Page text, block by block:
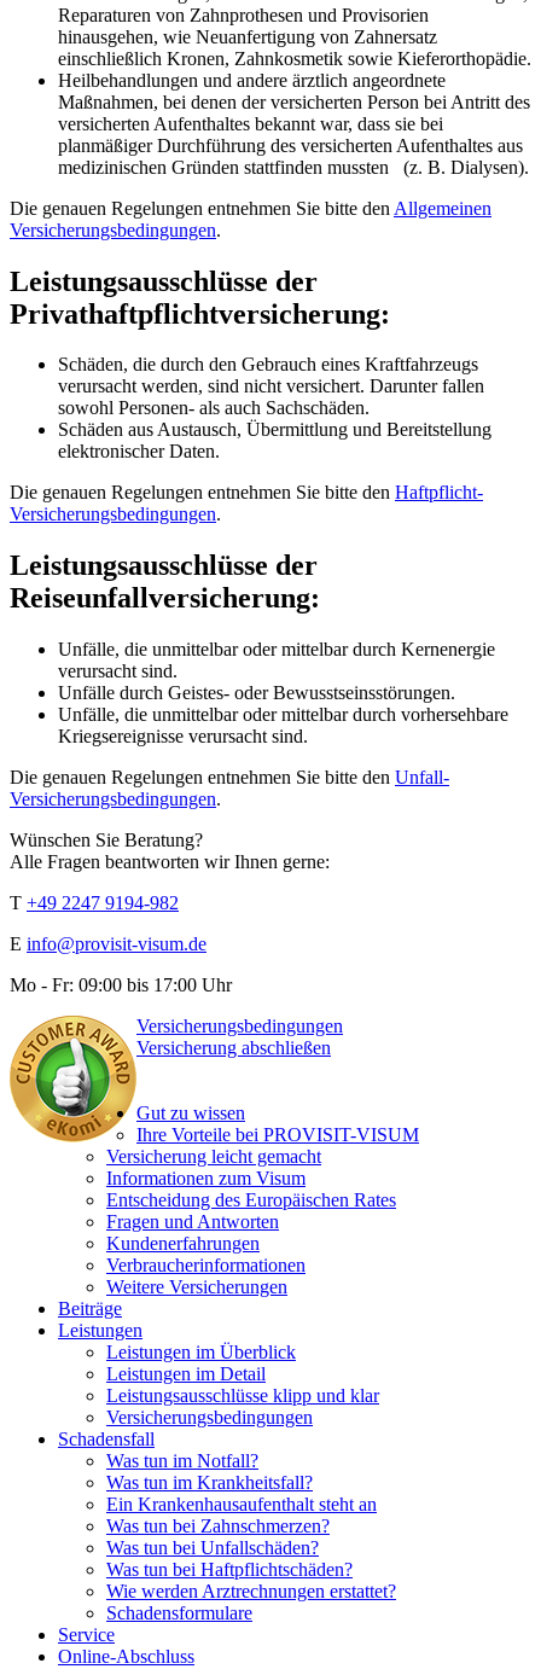
Reparaturen von Zahnprothesen und Provisorien
hinausgehen, wie Neuanfertigung von Zahnersatz
einschließlich Kronen, Zahnkosmetik sowie Kieferorthopädie.
Heilbehandlungen und andere ärztlich angeordnete
Maßnahmen, bei denen der versicherten Person bei Antritt des
versicherten Aufenthaltes bekannt war, dass sie bei
planmäßiger Durchführung des versicherten Aufenthaltes aus
medizinischen Gründen stattfinden mussten (z. B. Dialysen).
Die genauen Regelungen entnehmen Sie bitte den Allgemeinen
Versicherungsbedingungen.
Leistungsausschlüsse der
Privathaftpflichtversicherung:
Schäden, die durch den Gebrauch eines Kraftfahrzeugs
verursacht werden, sind nicht versichert. Darunter fallen
sowohl Personen- als auch Sachschäden.
Schäden aus Austausch, Übermittlung und Bereitstellung
elektronischer Daten.
Die genauen Regelungen entnehmen Sie bitte den Haftpflicht-
Versicherungsbedingungen.
Leistungsausschlüsse der
Reiseunfallversicherung:
Unfälle, die unmittelbar oder mittelbar durch Kernenergie
verursacht sind.
Unfälle durch Geistes- oder Bewusstseinsstörungen.
Unfälle, die unmittelbar oder mittelbar durch vorhersehbare
Kriegsereignisse verursacht sind.
Die genauen Regelungen entnehmen Sie bitte den Unfall-
Versicherungsbedingungen.
Wünschen Sie Beratung?
Alle Fragen beantworten wir Ihnen gerne:
T +49 2247 9194-982
E info@provisit-visum.de
Mo - Fr: 09:00 bis 17:00 Uhr
Versicherungsbedingungen
Versicherung abschließen
Gut zu wissen
Ihre Vorteile bei PROVISIT-VISUM
Versicherung leicht gemacht
Informationen zum Visum
Entscheidung des Europäischen Rates
Fragen und Antworten
Kundenerfahrungen
Verbraucherinformationen
Weitere Versicherungen
Beiträge
Leistungen
Leistungen im Überblick
Leistungen im Detail
Leistungsausschlüsse klipp und klar
Versicherungs­bedingungen
Schadensfall
Was tun im Notfall?
Was tun im Krankheitsfall?
Ein Krankenhausaufenthalt steht an
Was tun bei Zahnschmerzen?
Was tun bei Unfallschäden?
Was tun bei Haftpflichtschäden?
Wie werden Arztrechnungen erstattet?
Schadensformulare
Service
Online-Abschluss